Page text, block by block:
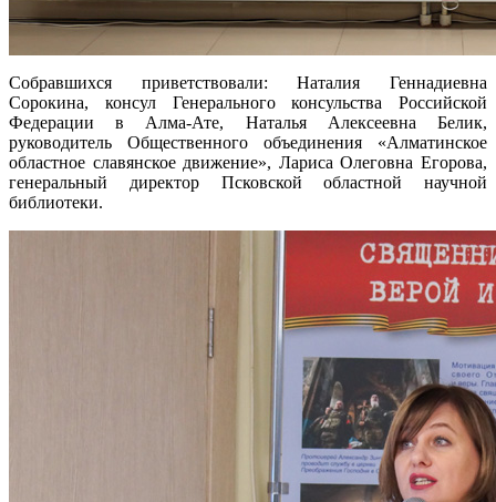
Собравшихся приветствовали: Наталия Геннадиевна
Сорокина, консул Генерального консульства Российской
Федерации в Алма-Ате, Наталья Алексеевна Белик,
руководитель Общественного объединения «Алматинское
областное славянское движение», Лариса Олеговна Егорова,
генеральный директор Псковской областной научной
библиотеки.